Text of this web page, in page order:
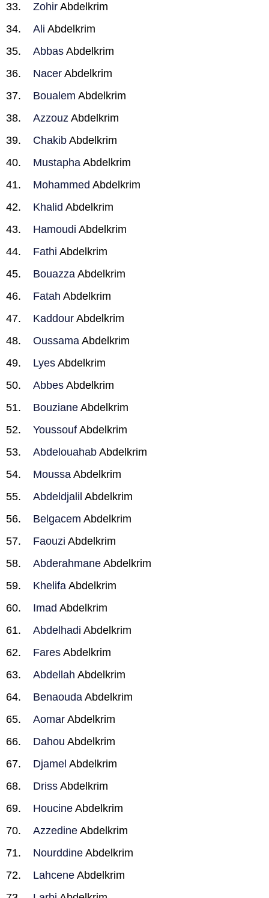
Zohir Abdelkrim
Ali Abdelkrim
Abbas Abdelkrim
Nacer Abdelkrim
Boualem Abdelkrim
Azzouz Abdelkrim
Chakib Abdelkrim
Mustapha Abdelkrim
Mohammed Abdelkrim
Khalid Abdelkrim
Hamoudi Abdelkrim
Fathi Abdelkrim
Bouazza Abdelkrim
Fatah Abdelkrim
Kaddour Abdelkrim
Oussama Abdelkrim
Lyes Abdelkrim
Abbes Abdelkrim
Bouziane Abdelkrim
Youssouf Abdelkrim
Abdelouahab Abdelkrim
Moussa Abdelkrim
Abdeldjalil Abdelkrim
Belgacem Abdelkrim
Faouzi Abdelkrim
Abderahmane Abdelkrim
Khelifa Abdelkrim
Imad Abdelkrim
Abdelhadi Abdelkrim
Fares Abdelkrim
Abdellah Abdelkrim
Benaouda Abdelkrim
Aomar Abdelkrim
Dahou Abdelkrim
Djamel Abdelkrim
Driss Abdelkrim
Houcine Abdelkrim
Azzedine Abdelkrim
Nourddine Abdelkrim
Lahcene Abdelkrim